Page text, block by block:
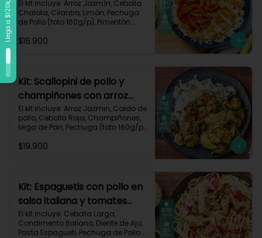
vegetales-109
El kit incluye: Arroz Jazmín, Cebolla
Chalota, Cilantro, Limón, Pechuga
de Pollo (foto 160g/p), Pimentón
Teriyaki, Receta Impresa.
$16.900
Kit: Scallopini de pollo y
champiñones con arroz
jazmín-5
El kit incluye: Arroz Jazmin, Caldo de
pollo, Cebolla Roja, Champiñones,
Miga de Pan, Pechuga (foto 160g/p),
Receta impresa.
$19.900
Kit: Espaguetis con pollo en
salsa italiana y tomates
uvalina-129
El kit incluye: Cebolla Larga,
Condimento Italiano, Diente de Ajo,
Pasta Espagueti, Pechuga de Pollo